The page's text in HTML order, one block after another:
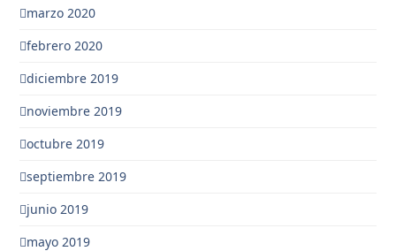
marzo 2020
febrero 2020
diciembre 2019
noviembre 2019
octubre 2019
septiembre 2019
junio 2019
mayo 2019